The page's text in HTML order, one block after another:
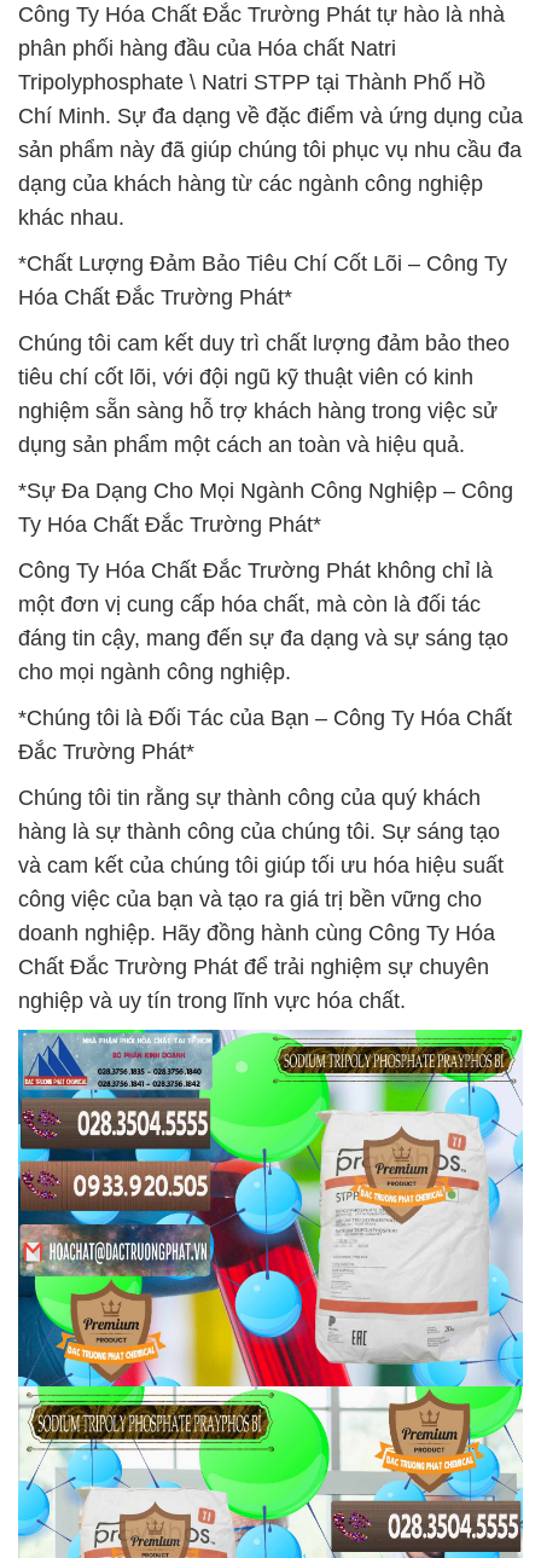
Công Ty Hóa Chất Đắc Trường Phát tự hào là nhà
phân phối hàng đầu của Hóa chất Natri
Tripolyphosphate \ Natri STPP tại Thành Phố Hồ
Chí Minh. Sự đa dạng về đặc điểm và ứng dụng của
sản phẩm này đã giúp chúng tôi phục vụ nhu cầu đa
dạng của khách hàng từ các ngành công nghiệp
khác nhau.
*Chất Lượng Đảm Bảo Tiêu Chí Cốt Lõi – Công Ty
Hóa Chất Đắc Trường Phát*
Chúng tôi cam kết duy trì chất lượng đảm bảo theo
tiêu chí cốt lõi, với đội ngũ kỹ thuật viên có kinh
nghiệm sẵn sàng hỗ trợ khách hàng trong việc sử
dụng sản phẩm một cách an toàn và hiệu quả.
*Sự Đa Dạng Cho Mọi Ngành Công Nghiệp – Công
Ty Hóa Chất Đắc Trường Phát*
Công Ty Hóa Chất Đắc Trường Phát không chỉ là
một đơn vị cung cấp hóa chất, mà còn là đối tác
đáng tin cậy, mang đến sự đa dạng và sự sáng tạo
cho mọi ngành công nghiệp.
*Chúng tôi là Đối Tác của Bạn – Công Ty Hóa Chất
Đắc Trường Phát*
Chúng tôi tin rằng sự thành công của quý khách
hàng là sự thành công của chúng tôi. Sự sáng tạo
và cam kết của chúng tôi giúp tối ưu hóa hiệu suất
công việc của bạn và tạo ra giá trị bền vững cho
doanh nghiệp. Hãy đồng hành cùng Công Ty Hóa
Chất Đắc Trường Phát để trải nghiệm sự chuyên
nghiệp và uy tín trong lĩnh vực hóa chất.